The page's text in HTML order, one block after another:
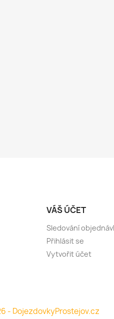
VÁŠ ÚČET
Sledování
Přihlásit se
Vytvořit účet
- DojezdovkyProstejov.cz